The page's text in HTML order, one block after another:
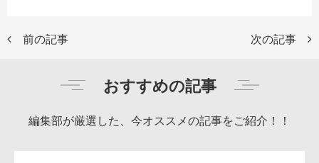
前の記事 次の記事
おすすめの記事
編集部が厳選した、今オススメの記事をご紹介！！